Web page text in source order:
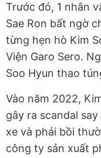
Trước đó, 1 nhân
Sae Ron bất ngờ
từng hẹn hò Kim
Viện Garo Sero.
Soo Hyun thao
Vào năm 2022,
gây ra scandal say
xe và phải bồi
công ty sản xuất